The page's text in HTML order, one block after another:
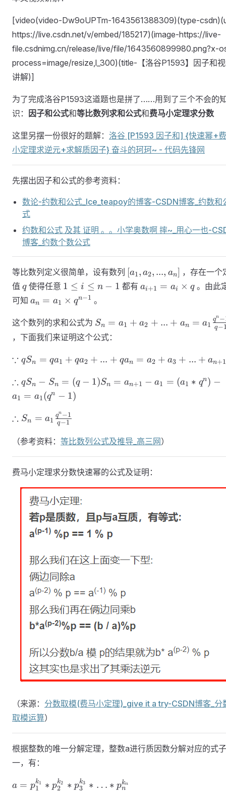
[video(video-Dw9oUPTm-1643561388309)(type-
https://live.csdn.net/v/embed/185217)(image-https://live-
file.csdnimg.cn/release/live/file/1643560899980.png?x-
process=image/resize,l_300)(title-【洛谷P1593】因子和
讲解)]
为了完成洛谷P1593这道题也是拼了……用到了三个不会的
识： 因子和公式和等比数列求和公式和费马小定理求分数
这里另摆一份很好的题解： 洛谷 [P1593 因子和] {快速幂+
小定理求逆元+求解质因子} 奋斗的珂珂~ - 代码先锋网
先摆出因子和公式的参考资料：
数论-约数和公式_Ice_teapoy的博客-CSDN博客_约数和
式
约数和公式 及其 证明 。。小学奥数啊 摔~_用心一也-
博客_约数个数公式
等比数列定义很简单，设有数列 [a_1,
a_2,...,a_n]
[a1, a2, ..., an] ，存在一个
值 q
q使得任意 1
≤
≤
n-
1
1 ≤ i ≤ n − 1 都有 a_{i+1}
ai+1 = ai × q。由此
可知 a_n =
\times
q^{n-
an = a1 × qn−1 。
这个数列的求和公式为 S_n = a_1
+ a_2 +
... + a_n
= a_1
\frac{q^n-
1}{q-1}
Sn = a1 + a2 + ... + an = a1 q−
qn −
，下面我们来证明这个公式：
∵ qS_n
+ qa_2
+ ... +
a_2 +
+
∵ qSn = qa1 + qa2 + ... + qan = a2 + a3 + ... + an+1
∴ qS_n
- S_n=
(q-1)
S_n =
- a_1 =
a_1 =
a_1(q^n-
∴ qSn − Sn = (q − 1)Sn = an+1 − a1 = (a1 ∗ qn) −
a1 = a1(qn − 1)
∴ S_n =
\frac{q^n-
∴ Sn = a1 q−1
qn −1
（参考资料： 等比数列公式及推导_高三网）
费马小定理求分数快速幂的公式及证明：
（来源： 分数取模(费马小定理)_give it a try-CSDN博客_分
取模运算）
根据整数的唯一分解定理，整数a进行质因数分解对应的式
一，有：
a =
a = p1
k1 ∗ p2
k2 ∗ p3
k3 ∗ … ∗ pn
kn